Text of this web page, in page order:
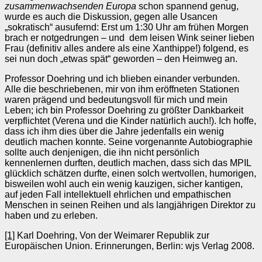
zusammenwachsenden Europa schon spannend genug,
wurde es auch die Diskussion, gegen alle Usancen
„sokratisch“ ausufernd: Erst um 1:30 Uhr am frühen Morgen
brach er notgedrungen – und dem leisen Wink seiner lieben
Frau (definitiv alles andere als eine Xanthippe!) folgend, es
sei nun doch „etwas spät“ geworden – den Heimweg an.
Professor Doehring und ich blieben einander verbunden.
Alle die beschriebenen, mir von ihm eröffneten Stationen
waren prägend und bedeutungsvoll für mich und mein
Leben; ich bin Professor Doehring zu größter Dankbarkeit
verpflichtet (Verena und die Kinder natürlich auch!). Ich hoffe,
dass ich ihm dies über die Jahre jedenfalls ein wenig
deutlich machen konnte. Seine vorgenannte Autobiographie
sollte auch denjenigen, die ihn nicht persönlich
kennenlernen durften, deutlich machen, dass sich das MPIL
glücklich schätzen durfte, einen solch wertvollen, humorigen,
bisweilen wohl auch ein wenig kauzigen, sicher kantigen,
auf jeden Fall intellektuell ehrlichen und empathischen
Menschen in seinen Reihen und als langjährigen Direktor zu
haben und zu erleben.
[1] Karl Doehring, Von der Weimarer Republik zur
Europäischen Union. Erinnerungen, Berlin: wjs Verlag 2008.